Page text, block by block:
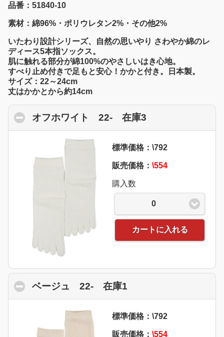
品番：51840-10
素材：綿96%・ポリウレタン2%・その他2%
いたわり設計シリーズ、自然の思いやり さわやか綿のレ
ディース5本指ソックス。
肌に触れる部分が綿100%のやさしいはき心地。
すべり止め付きで足もと安心！かかと付き。日本製。
サイズ：22～24cm
丈はかかとから約14cm
オフホワイト 22- 在庫3
標準価格：\792
販売価格： \554
購入数
0
カートに入れる
ベージュ 22- 在庫1
標準価格：\792
販売価格： \554